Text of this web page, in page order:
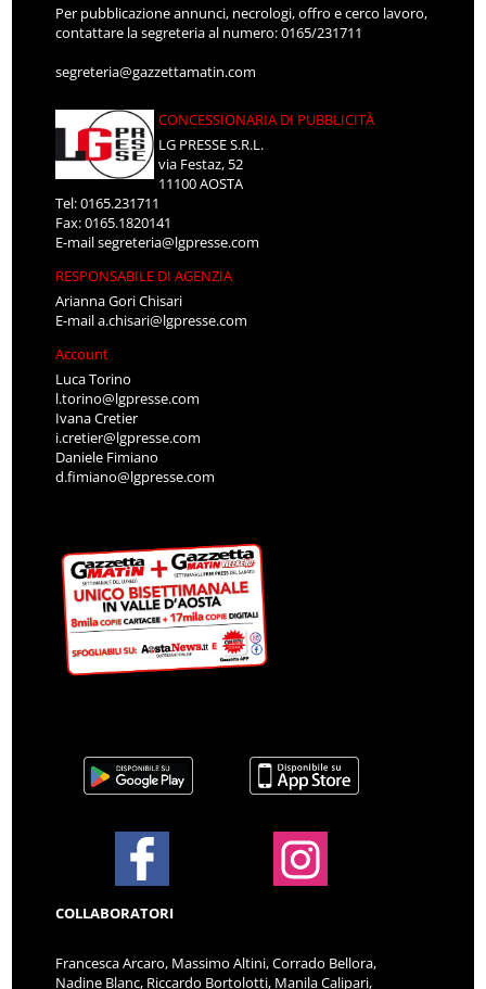
Per pubblicazione annunci, necrologi, offro e cerco lavoro,
contattare la segreteria al numero: 0165/231711
segreteria@gazzettamatin.com
CONCESSIONARIA DI PUBBLICITÀ
LG PRESSE S.R.L.
via Festaz, 52
11100 AOSTA
Tel: 0165.231711
Fax: 0165.1820141
E-mailsegreteria@lgpresse.com
RESPONSABILE DI AGENZIA
Arianna Gori Chisari
E-maila.chisari@lgpresse.com
Account
Luca Torino
l.torino@lgpresse.com
Ivana Cretier
i.cretier@lgpresse.com
Daniele Fimiano
d.fimiano@lgpresse.com
COLLABORATORI
Francesca Arcaro, Massimo Altini, Corrado Bellora,
Nadine Blanc, Riccardo Bortolotti, Manila Calipari,